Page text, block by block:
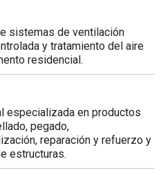
sistemas de ventilación
y tratamiento del aire
residencial.
especializada en productos
pegado,
reparación y refuerzo y
estructuras.